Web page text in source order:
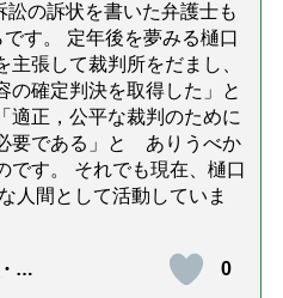
訟の訴状を書いた弁護士も
す。 定年後を夢みる樋口
張して裁判所をだまし、
の確定判決を取得した」と
適正，公平な裁判のために
要である」と ありうべか
です。 それでも現在、樋口
人間として活動していま
訪
0